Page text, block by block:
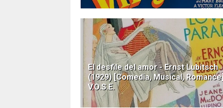
El desfile del amor - Ernst Lubitsch
(1929) [Comedia, Musical, Romance]
V.O.S.E.